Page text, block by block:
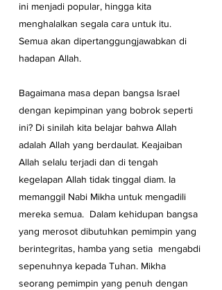
ini menjadi popular, hingga kita
menghalalkan segala cara untuk itu.
Semua akan dipertanggungjawabkan di
hadapan Allah.
Bagaimana masa depan bangsa Israel
dengan kepimpinan yang bobrok seperti
ini? Di sinilah kita belajar bahwa Allah
adalah Allah yang berdaulat. Keajaiban
Allah selalu terjadi dan di tengah
kegelapan Allah tidak tinggal diam. Ia
memanggil Nabi Mikha untuk mengadili
mereka semua.  Dalam kehidupan bangsa
yang merosot dibutuhkan pemimpin yang
berintegritas, hamba yang setia  mengabdi
sepenuhnya kepada Tuhan. Mikha
seorang pemimpin yang penuh dengan